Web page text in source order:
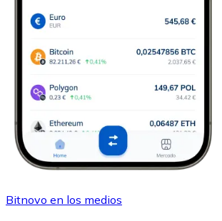
Bitnovo en los medios